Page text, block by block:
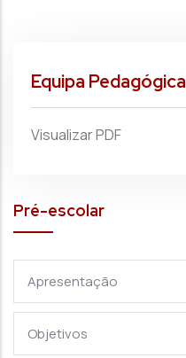
Equipa Pedagógica
Visualizar PDF
Pré-escolar
Apresentação
Objetivos